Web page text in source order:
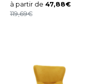
à partir de 47,88
119,69